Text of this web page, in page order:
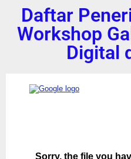
Daftar
Workshop
Digital